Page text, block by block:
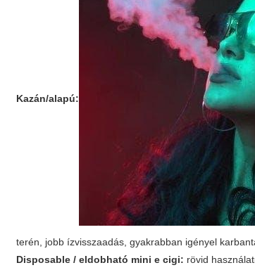
Kazán/alapú:
terén, jobb ízvisszaadás, gyakrabban igényel
Disposable / eldobható mini e cigi: rövid